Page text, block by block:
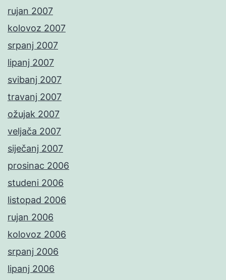
rujan 2007
kolovoz 2007
srpanj 2007
lipanj 2007
svibanj 2007
travanj 2007
ožujak 2007
veljača 2007
siječanj 2007
prosinac 2006
studeni 2006
listopad 2006
rujan 2006
kolovoz 2006
srpanj 2006
lipanj 2006